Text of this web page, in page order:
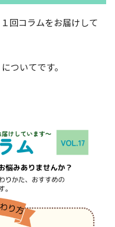
回コラムをお届けして
ついてです。